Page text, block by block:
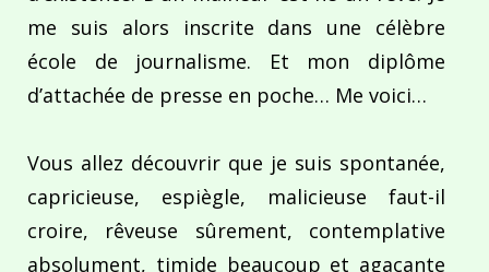
me suis alors inscrite dans une célèbre
école de journalisme. Et mon diplôme
d’attachée de presse en poche… Me voici…
Vous allez découvrir que je suis spontanée,
capricieuse, espiègle, malicieuse faut-il
croire, rêveuse sûrement, contemplative
absolument, timide beaucoup et agaçante